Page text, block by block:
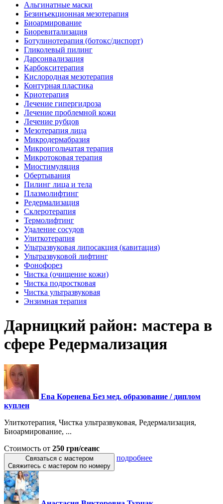
Альгинатные маски
Безинъекционная мезотерапия
Биоармирование
Биоревитализация
Ботулинотерапия (ботокс/диспорт)
Гликолевый пилинг
Дарсонвализация
Карбокситерапия
Кислородная мезотерапия
Контурная пластика
Криотерапия
Лечение гипергидроза
Лечение проблемной кожи
Лечение рубцов
Мезотерапия лица
Микродермабразия
Микроигольчатая терапия
Микротоковая терапия
Миостимуляция
Обертывания
Пилинг лица и тела
Плазмолифтинг
Редермализация
Склеротерапия
Термолифтинг
Удаление сосудов
Улиткотерапия
Ультразвуковая липосакция (кавитация)
Ультразвуковой лифтинг
Фонофорез
Чистка (очищение кожи)
Чистка подростковая
Чистка ультразвуковая
Энзимная терапия
Дарницкий район: мастера в
сфере Редермализация
Ева Коренева Без мед. образование / диплом
куплен
Улиткотерапия, Чистка ультразвуковая, Редермализация,
Биоармирование, ...
Стоимость от 250 грн/сеанс
Связаться с мастером
Свяжитесь с мастером по номеру
подробнее